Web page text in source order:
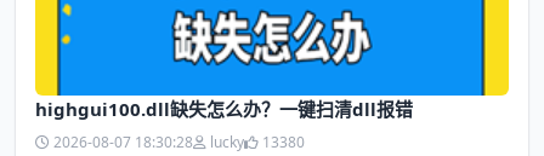
highgui100.dll缺失怎么办？一键扫清dll报错
2026-08-07 18:30:28 lucky 13380